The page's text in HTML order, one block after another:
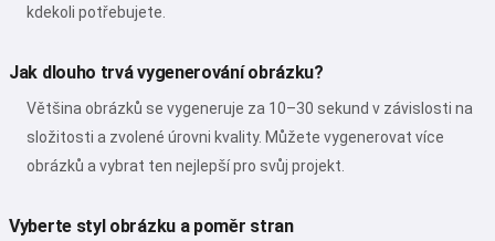
kdekoli potřebujete.
Jak dlouho trvá vygenerování obrázku?
Většina obrázků se vygeneruje za 10–30 sekund v závislosti na
složitosti a zvolené úrovni kvality. Můžete vygenerovat více
obrázků a vybrat ten nejlepší pro svůj projekt.
Vyberte styl obrázku a poměr stran